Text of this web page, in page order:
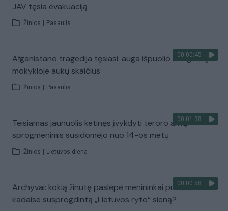
JAV tęsia evakuaciją
Žinios Pasaulis
00:00:45
Afganistano tragedija tęsiasi: auga išpuolio mergaičių
mokykloje aukų skaičius
Žinios Pasaulis
00:01:38
Teisiamas jaunuolis ketinęs įvykdyti teroro aktą:
sprogmenimis susidomėjo nuo 14-os metų
Žinios Lietuvos diena
00:00:58
Archyvai: kokią žinutę paslėpė menininkai puošdami
kadaise susprogdintą „Lietuvos ryto“ sieną?